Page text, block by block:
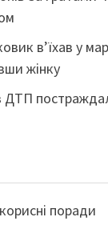
в’їхав у
жінку
ДТП
поради